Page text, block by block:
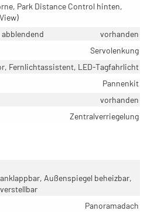
Park Distance Control hinten,
vorhanden
Servolenkung
Fernlichtassistent, LED-Tagfahrlicht
Pannenkit
vorhanden
Zentralverriegelung
Außenspiegel beheizbar,
Panoramadach